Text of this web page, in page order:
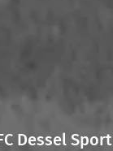
Dessel Sport